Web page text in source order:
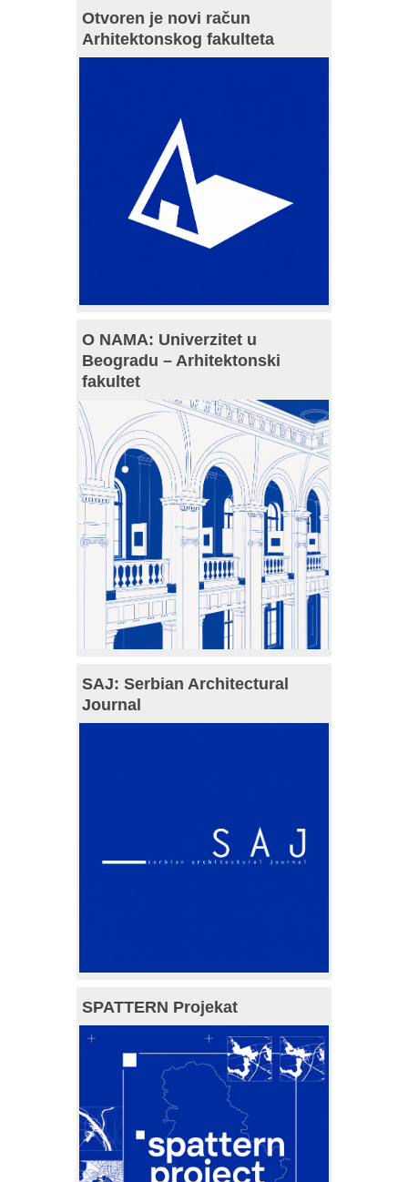
Otvoren je novi račun
Arhitektonskog fakulteta
O NAMA: Univerzitet u
Beogradu – Arhitektonski
fakultet
SAJ: Serbian Architectural
Journal
SPATTERN Projekat